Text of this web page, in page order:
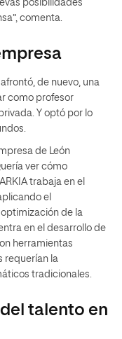
posibilidades
comenta.
de nuevo, una
como profesor
Y optó por lo
de León
ver cómo
trabaja en el
el
de la
en el desarrollo de
herramientas
requerían la
tradicionales.
talento en